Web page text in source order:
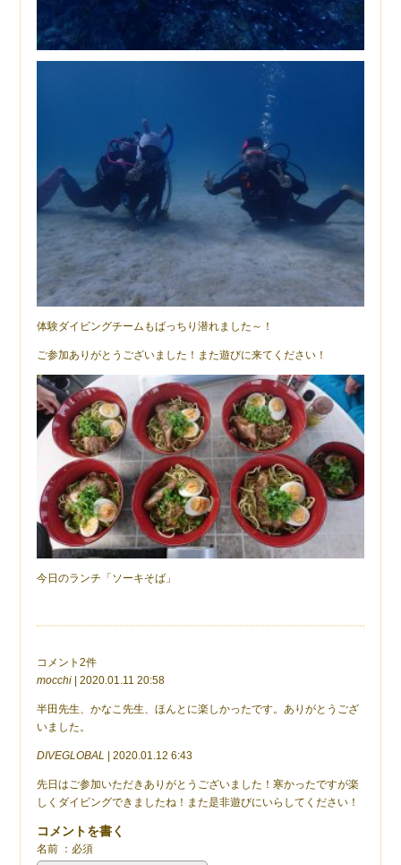
体験ダイビングチームもばっちり潜れました～！
ご参加ありがとうございました！また遊びに来てください！
今日のランチ「ソーキそば」
コメント2件
mocchi | 2020.01.11 20:58
半田先生、かなこ先生、ほんとに楽しかったです。ありがとうござ
いました。
DIVEGLOBAL | 2020.01.12 6:43
先日はご参加いただきありがとうございました！寒かったですが楽
しくダイビングできましたね！また是非遊びにいらしてください！
コメントを書く
名前 ：必須